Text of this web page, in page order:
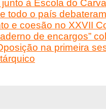
à Escola do
todo o país
e coesão no XXVII
de encargos”
na primeira